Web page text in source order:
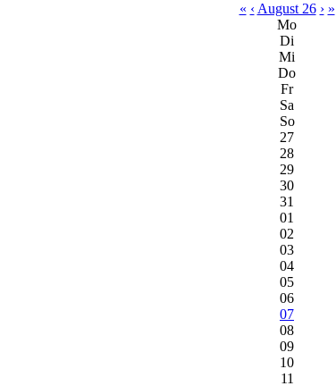
« ‹ August 26 › »
Mo
Di
Mi
Do
Fr
Sa
So
27
28
29
30
31
01
02
03
04
05
06
07
08
09
10
11